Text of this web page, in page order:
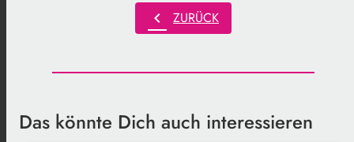
chevron_left ZURÜCK
Das könnte Dich auch interessieren